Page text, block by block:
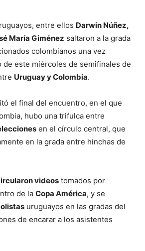
entre ellos Darwin Núñez,
María Giménez saltaron a la grada
colombianos una vez
este miércoles de semifinales de
Uruguay y Colombia.
el final del encuentro, en el que
hubo una trifulca entre
en el círculo central, que
en la grada entre hinchas de
videos tomados por
de la Copa América, y se
uruguayos en las gradas del
de encarar a los asistentes